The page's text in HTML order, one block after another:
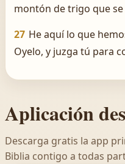
montón de trigo que
27 He aquí lo que
Oyelo, y juzga tú para
Aplicación
Descarga gratis la app
Biblia contigo a todas